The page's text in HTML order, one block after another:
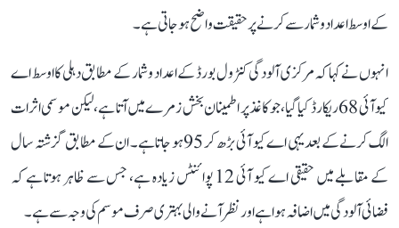
کے اوسط اعداد و شمار سے کرنے پر حقیقت واضح ہو جاتی ہے۔
انہوں نے کہا کہ مرکزی آلودگی کنٹرول بورڈ کے اعداد و شمار کے مطابق دہلی کا اوسط اے
کیو آئی 68 ریکارڈ کیا گیا، جو کاغذ پر اطمینان بخش زمرے میں آتا ہے، لیکن موسمی اثرات
الگ کرنے کے بعد یہی اے کیو آئی بڑھ کر 95 ہو جاتا ہے۔ ان کے مطابق گزشتہ سال
کے مقابلے میں حقیقی اے کیو آئی 12 پوائنٹس زیادہ ہے، جس سے ظاہر ہوتا ہے کہ
فضائی آلودگی میں اضافہ ہوا ہے اور نظر آنے والی بہتری صرف موسم کی وجہ سے ہے۔